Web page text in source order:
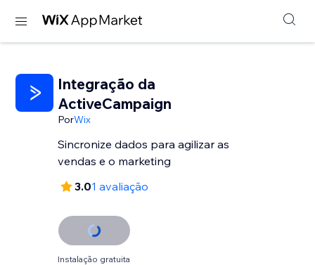
Integração da
ActiveCampaign
PorWix
Sincronize dados para agilizar as
vendas e o marketing
3.01 avaliação
Instalação gratuita